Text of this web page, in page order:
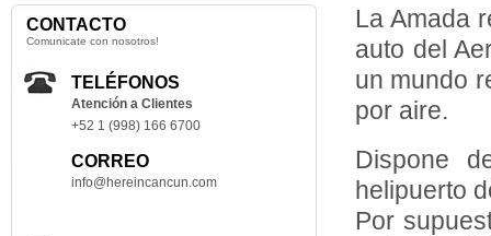
CONTACTO
Comunicate con nosotros!
TELÉFONOS
Atención a Clientes
+52 1 (998) 166 6700
CORREO
info@hereincancun.com
La Amada
auto del
un mundo
por aire.
Dispone
helipuerto
Por